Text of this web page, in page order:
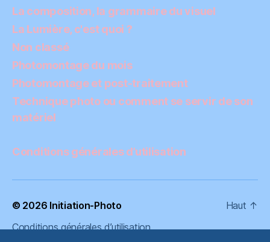
La composition, la grammaire du visuel
La Lumière, c'est quoi ?
Non classé
Photomontage du mois
Photomontage et post-traitement
Technique photo ou comment se servir de son
matériel
Conditions générales d’utilisation
© 2026 Initiation-Photo
Conditions générales d’utilisation
Haut ↑